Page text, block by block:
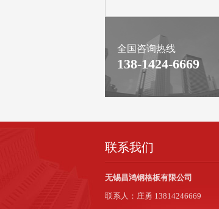
全国咨询热线
138-1424-6669
联系我们
无锡昌鸿钢格板有限公司
联系人：庄勇 13814246669